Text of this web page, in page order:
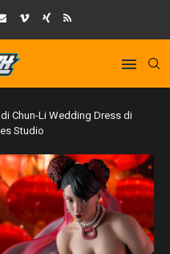
Chun-Li Wedding Dress di
Studio